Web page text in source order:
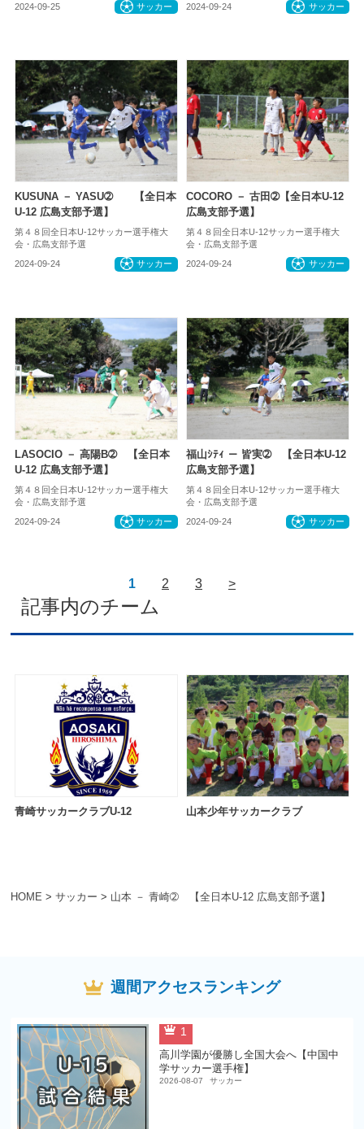
HOME > サッカー > 山本 － 青崎➁ 【全日本U-12 広島支部予選】
2024-09-25 サッカー 2024-09-24 サッカー
KUSUNA － YASU➁ 【全日本
U-12 広島支部予選】
第４８回全日本U-12サッカー選手権大
会・広島支部予選
2024-09-24 サッカー
COCORO － 古田➁【全日本U-12
広島支部予選】
第４８回全日本U-12サッカー選手権大
会・広島支部予選
2024-09-24 サッカー
LASOCIO － 高陽B➁ 【全日本
U-12 広島支部予選】
第４８回全日本U-12サッカー選手権大
会・広島支部予選
2024-09-24 サッカー
福山ｼﾃｨ － 皆実➁ 【全日本U-12
広島支部予選】
第４８回全日本U-12サッカー選手権大
会・広島支部予選
2024-09-24 サッカー
1 2 3 >
記事内のチーム
青崎サッカークラブU-12 山本少年サッカークラブ
週間アクセスランキング
1
高川学園が優勝し全国大会へ【中国中
学サッカー選手権】
2026-08-07 サッカー